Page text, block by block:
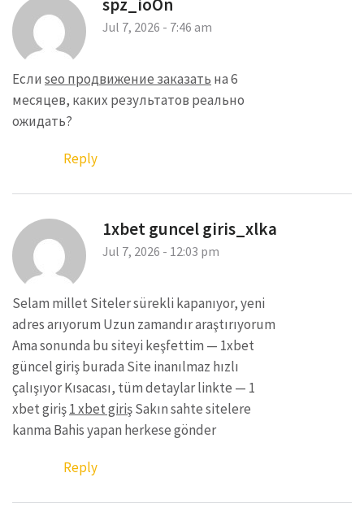
Jul 7, 2026 - 7:46 am
Если seo продвижение заказать на 6
месяцев, каких результатов реально
ожидать?
Reply
1xbet guncel giris_xlka
Jul 7, 2026 - 12:03 pm
Selam millet Siteler sürekli kapanıyor, yeni
adres arıyorum Uzun zamandır araştırıyorum
Ama sonunda bu siteyi keşfettim — 1xbet
güncel giriş burada Site inanılmaz hızlı
çalışıyor Kısacası, tüm detaylar linkte — 1
xbet giriş1 xbet girişSakın sahte sitelere
kanma Bahis yapan herkese gönder
Reply